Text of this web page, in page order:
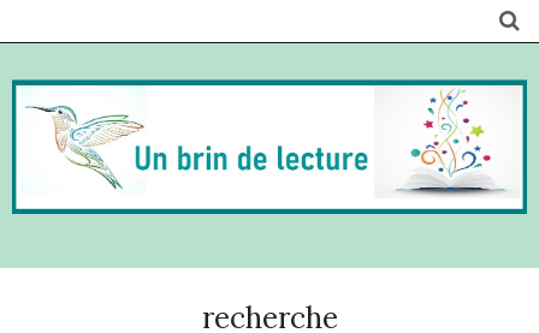
recherche